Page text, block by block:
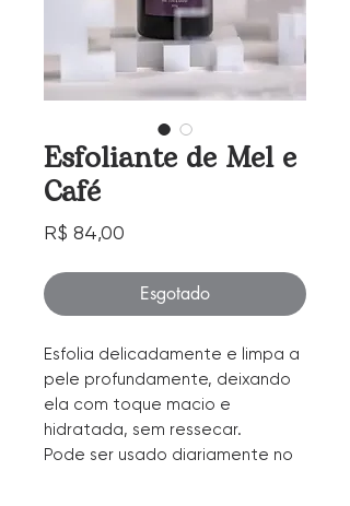
Esfoliante de Mel e
Café
R$ 84,00
Esgotado
Esfolia delicadamente e limpa a
pele profundamente, deixando
ela com toque macio e
hidratada, sem ressecar.
Pode ser usado diariamente no